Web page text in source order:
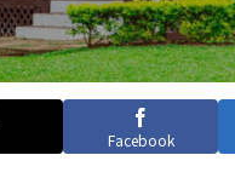
Facebook